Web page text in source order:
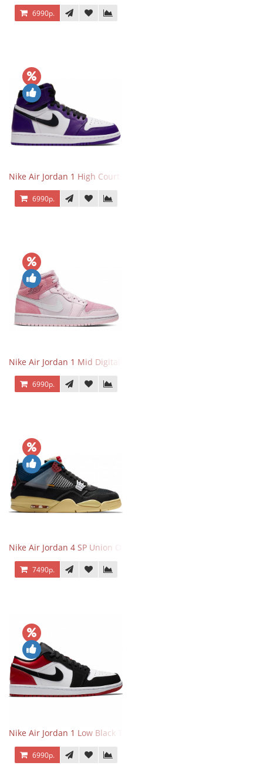
6990р.
Nike Air Jordan 1 High Court Purple 2.0
6990р.
Nike Air Jordan 1 Mid Digital Pink
6990р.
Nike Air Jordan 4 SP Union Off Noir
7490р.
Nike Air Jordan 1 Low Black Toe
6990р.